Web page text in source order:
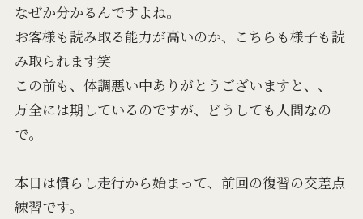
なぜか分かるんですよね。
お客様も読み取る能力が高いのか、こちらも様子も読
み取られます笑
この前も、体調悪い中ありがとうございますと、、
万全には期しているのですが、どうしても人間なの
で。
本日は慣らし走行から始まって、前回の復習の交差点
練習です。